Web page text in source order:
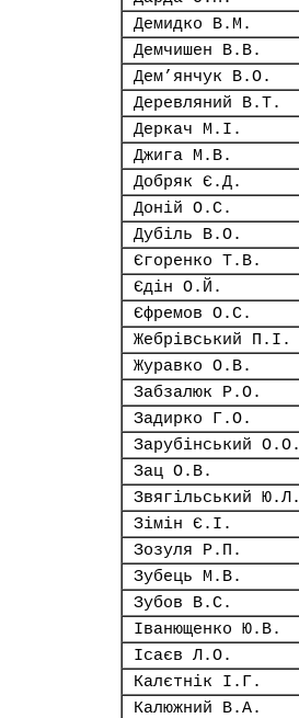
Демидко В.М.
Демчишен В.В.
Дем’янчук В.О.
Деревляний В.Т.
Деркач М.І.
Джига М.В.
Добряк Є.Д.
Доній О.С.
Дубіль В.О.
Єгоренко Т.В.
Єдін О.Й.
Єфремов О.С.
Жебрівський П.І.
Журавко О.В.
Забзалюк Р.О.
Задирко Г.О.
Зарубінський О.О.
Зац О.В.
Звягільський Ю.Л.
Зімін Є.І.
Зозуля Р.П.
Зубець М.В.
Зубов В.С.
Іванющенко Ю.В.
Ісаєв Л.О.
Калєтнік І.Г.
Калюжний В.А.